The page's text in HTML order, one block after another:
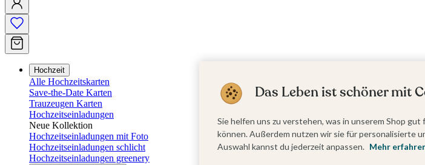
Hochzeit
Alle Hochzeitskarten
Save-the-Date Karten
Trauzeugen Karten
Hochzeitseinladungen
Neue Kollektion
Hochzeitseinladungen mit Foto
Hochzeitseinladungen schlicht
Hochzeitseinladungen greenery
Das Leben ist schöner mit
Sie helfen uns zu verstehen, was in unserem Shop
können. Außerdem nutzen wir sie für personalisierte
Auswahl kannst du jederzeit anpassen. Mehr